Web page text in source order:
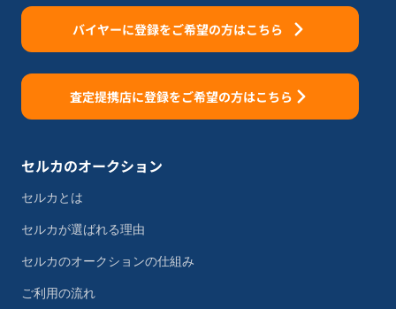
バイヤーに登録をご希望の方はこちら
査定提携店に登録をご希望の方はこちら
セルカのオークション
セルカとは
セルカが選ばれる理由
セルカのオークションの仕組み
ご利用の流れ